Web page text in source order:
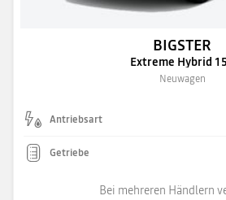
BIGSTER
Extreme Hybrid
Neuwagen
Antriebsart
Getriebe
Bei mehreren Händlern